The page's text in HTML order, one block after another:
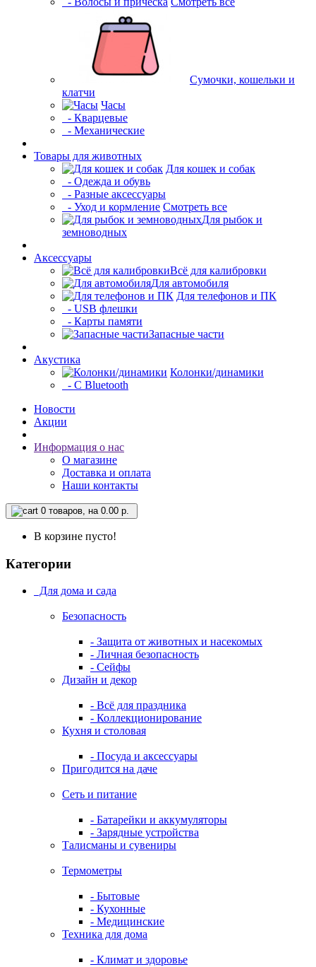
Сумочки, кошельки и
клатчи
Часы
- Кварцевые
- Механические
Товары для животных
Для кошек и собак
- Одежда и обувь
- Разные аксессуары
- Уход и кормление Смотреть все
Для рыбок и
земноводных
Аксессуары
Всё для калибровки
Для автомобиля
Для телефонов и ПК
- USB флешки
- Карты памяти
Запасные части
Акустика
Колонки/динамики
- С Bluetooth
Новости
Акции
Информация о нас
О магазине
Доставка и оплата
Наши контакты
0 товаров, на 0.00 р.
В корзине пусто!
Категории
Для дома и сада
Безопасность
- Защита от животных и насекомых
- Личная безопасность
- Сейфы
Дизайн и декор
- Всё для праздника
- Коллекционирование
Кухня и столовая
- Посуда и аксессуары
Пригодится на даче
Сеть и питание
- Батарейки и аккумуляторы
- Зарядные устройства
Талисманы и сувениры
Термометры
- Бытовые
- Кухонные
- Медицинские
Техника для дома
- Климат и здоровье